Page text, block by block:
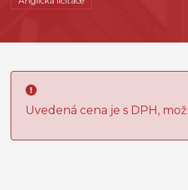
Uvedená cena je s DPH,